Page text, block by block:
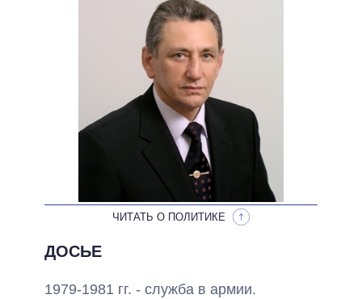
НЕВЫПОЛНЕННЫЕ ОБЕЩАНИЯ
ОБЕЩАНИЯ В ПРОЦЕССЕ
ВСЕ ОБЕЩАНИЯ
АРХИВНЫЕ ОБЕЩАНИЯ
ЧИТАТЬ О ПОЛИТИКЕ
ДОСЬЕ
1979-1981 гг. - служба в армии.